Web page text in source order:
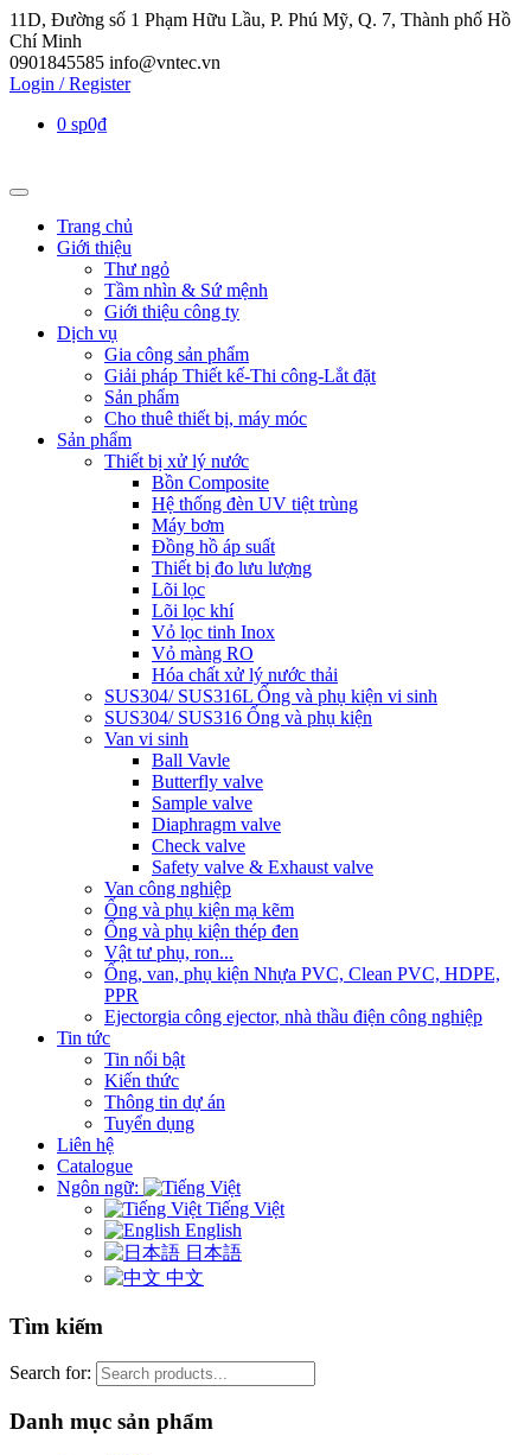
11D, Đường số 1 Phạm Hữu Lầu, P. Phú Mỹ, Q. 7, Thành phố Hồ
Chí Minh
0901845585 info@vntec.vn
Login / Register
0 sp0₫
Trang chủ
Giới thiệu
Thư ngỏ
Tầm nhìn & Sứ mệnh
Giới thiệu công ty
Dịch vụ
Gia công sản phẩm
Giải pháp Thiết kế-Thi công-Lắt đặt
Sản phẩm
Cho thuê thiết bị, máy móc
Sản phẩm
Thiết bị xử lý nước
Bồn Composite
Hệ thống đèn UV tiệt trùng
Máy bơm
Đồng hồ áp suất
Thiết bị đo lưu lượng
Lõi lọc
Lõi lọc khí
Vỏ lọc tinh Inox
Vỏ màng RO
Hóa chất xử lý nước thải
SUS304/ SUS316L Ống và phụ kiện vi sinh
SUS304/ SUS316 Ống và phụ kiện
Van vi sinh
Ball Vavle
Butterfly valve
Sample valve
Diaphragm valve
Check valve
Safety valve & Exhaust valve
Van công nghiệp
Ống và phụ kiện mạ kẽm
Ống và phụ kiện thép đen
Vật tư phụ, ron...
Ống, van, phụ kiện Nhựa PVC, Clean PVC, HDPE,
PPR
Ejectorgia công ejector, nhà thầu điện công nghiệp
Tin tức
Tin nổi bật
Kiến thức
Thông tin dự án
Tuyển dụng
Liên hệ
Catalogue
Ngôn ngữ:
Tiếng Việt
English
日本語
中文
Tìm kiếm
Search for:
Danh mục sản phẩm